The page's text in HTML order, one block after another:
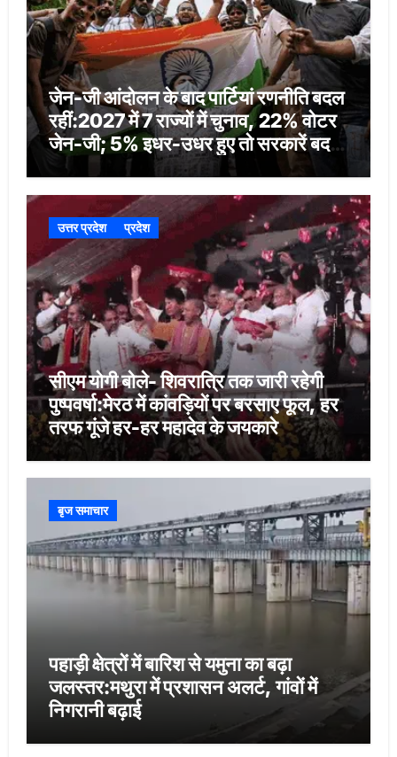
जेन-जी आंदोलन के बाद पार्टियां रणनीति बदल
रहीं:2027 में 7 राज्यों में चुनाव, 22% वोटर
जेन-जी; 5% इधर-उधर हुए तो सरकारें बदल
सकती हैं
उत्तर प्रदेश प्रदेश
सीएम योगी बोले- शिवरात्रि तक जारी रहेगी
पुष्पवर्षा:मेरठ में कांवड़ियों पर बरसाए फूल, हर
तरफ गूंजे हर-हर महादेव के जयकारे
बृज समाचार
पहाड़ी क्षेत्रों में बारिश से यमुना का बढ़ा
जलस्तर:मथुरा में प्रशासन अलर्ट, गांवों में
निगरानी बढ़ाई